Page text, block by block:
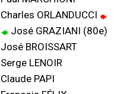
Charles ORLANDUCCI
José GRAZIANI (80e)
José BROISSART
Serge LENOIR
Claude PAPI